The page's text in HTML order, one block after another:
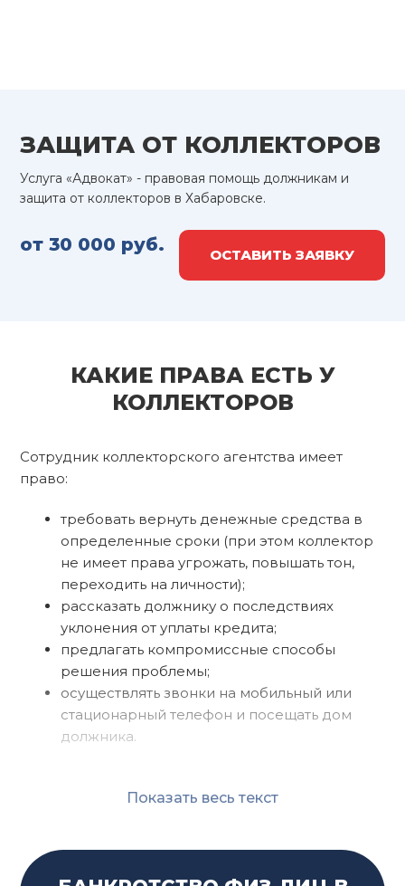
ЗАЩИТА ОТ КОЛЛЕКТОРОВ
Услуга «Адвокат» - правовая помощь должникам и
защита от коллекторов в Хабаровске.
от 30 000 руб. ОСТАВИТЬ ЗАЯВКУ
КАКИЕ ПРАВА ЕСТЬ У
КОЛЛЕКТОРОВ
Сотрудник коллекторского агентства имеет
право:
требовать вернуть денежные средства в
определенные сроки (при этом коллектор
не имеет права угрожать, повышать тон,
переходить на личности);
рассказать должнику о последствиях
уклонения от уплаты кредита;
предлагать компромиссные способы
решения проблемы;
осуществлять звонки на мобильный или
стационарный телефон и посещать дом
должника.
КАКИХ ПРАВ ПО ЗАКОНУ НЕТ
Показать весь текст